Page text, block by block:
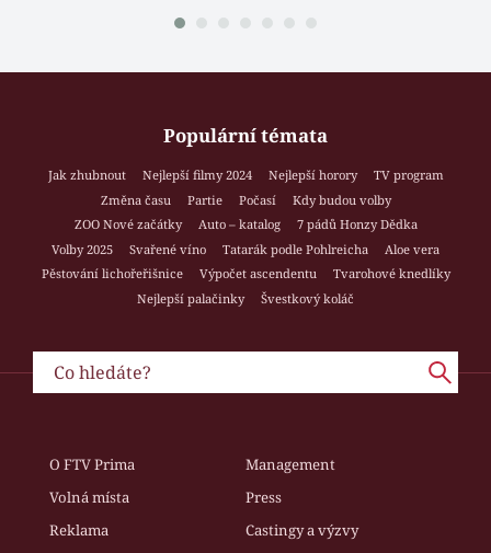
Populární témata
Jak zhubnout Nejlepší filmy 2024 Nejlepší horory
TV program
Změna času
Partie Počasí
Kdy budou volby
ZOO Nové začátky
Auto – katalog
7 pádů Honzy Dědka
Volby 2025
Svařené víno Tatarák podle Pohlreicha
Aloe vera
Pěstování lichořeřišnice
Výpočet ascendentu
Tvarohové knedlíky
Nejlepší palačinky
Švestkový koláč
O FTV Prima
Management
Volná místa
Press
Reklama
Castingy a výzvy